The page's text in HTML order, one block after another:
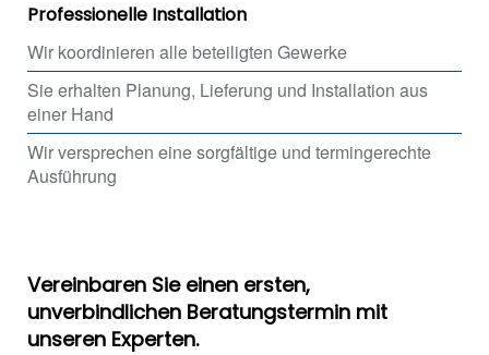
Professionelle Installation
Wir koordinieren alle beteiligten Gewerke
Sie erhalten Planung, Lieferung und Installation aus
einer Hand
Wir versprechen eine sorgfältige und termingerechte
Ausführung
Vereinbaren Sie einen ersten,
unverbindlichen Beratungstermin mit
unseren Experten.